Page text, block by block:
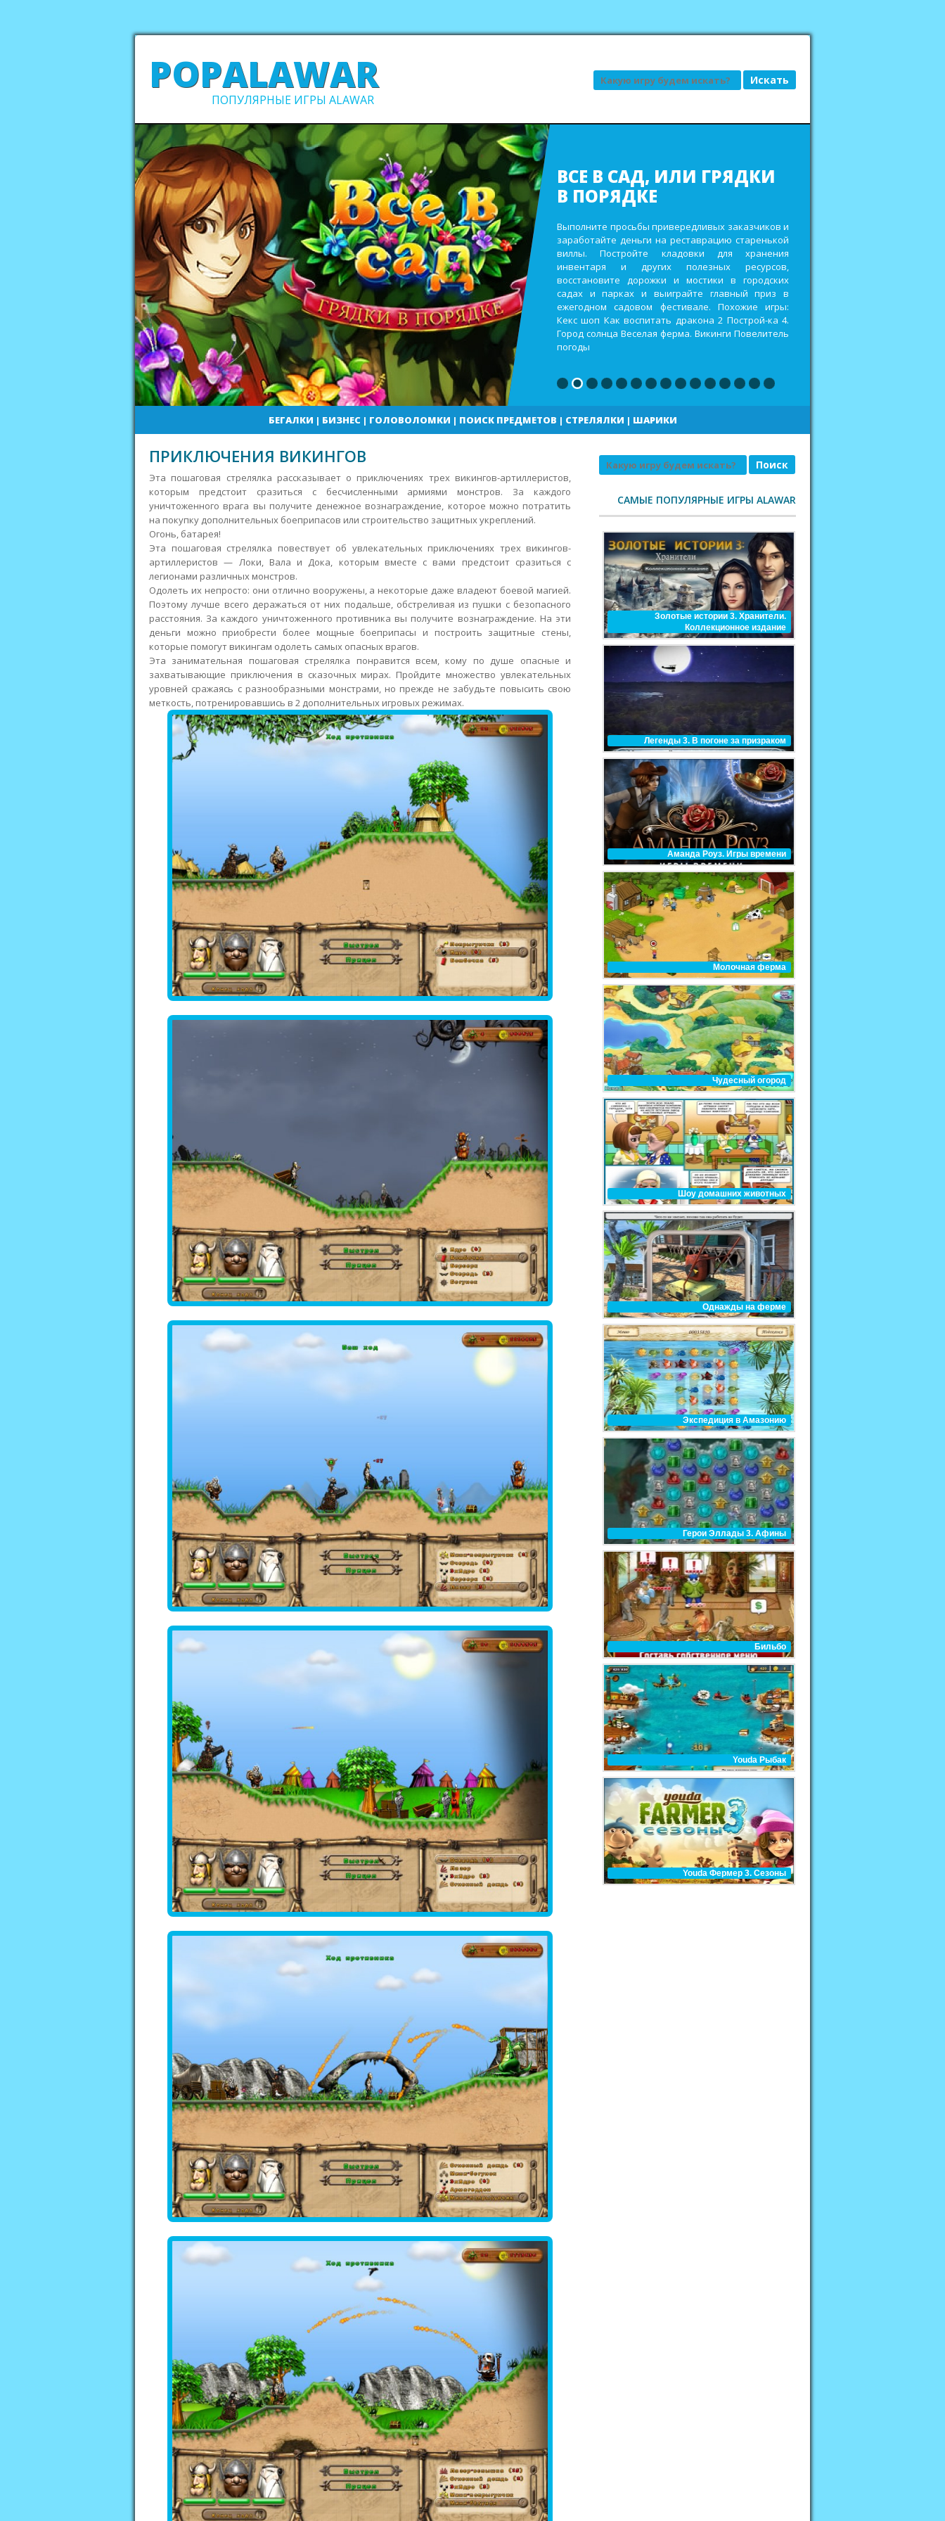
POPALAWAR
ПОПУЛЯРНЫЕ ИГРЫ ALAWAR
Поиск
ВСЕ В САД, ИЛИ ГРЯДКИ
В ПОРЯДКЕ
Выполните просьбы привередливых заказчиков и
заработайте деньги на реставрацию старенькой
виллы. Постройте кладовки для хранения
инвентаря и других полезных ресурсов,
восстановите дорожки и мостики в городских
садах и парках и выиграйте главный приз в
ежегодном садовом фестивале. Похожие игры:
Кекс шоп Как воспитать дракона 2 Построй-ка 4.
Город солнца Веселая ферма. Викинги Повелитель
погоды
БЕГАЛКИ | БИЗНЕС| ГОЛОВОЛОМКИ | ПОИСК ПРЕДМЕТОВ | СТРЕЛЯЛКИ | ШАРИКИ
ПРИКЛЮЧЕНИЯ ВИКИНГОВ
Эта пошаговая стрелялка рассказывает о приключениях трех викингов-артиллеристов,
которым предстоит сразиться с бесчисленными армиями монстров. За каждого
уничтоженного врага вы получите денежное вознаграждение, которое можно потратить
на покупку дополнительных боеприпасов или строительство защитных укреплений.
Огонь, батарея!
Эта пошаговая стрелялка повествует об увлекательных приключениях трех викингов-
артиллеристов — Локи, Вала и Дока, которым вместе с вами предстоит сразиться с
легионами различных монстров.
Одолеть их непросто: они отлично вооружены, а некоторые даже владеют боевой магией.
Поэтому лучше всего деражаться от них подальше, обстреливая из пушки с безопасного
расстояния. За каждого уничтоженного противника вы получите вознаграждение. На эти
деньги можно приобрести более мощные боеприпасы и построить защитные стены,
которые помогут викингам одолеть самых опасных врагов.
Эта занимательная пошаговая стрелялка понравится всем, кому по душе опасные и
захватывающие приключения в сказочных мирах. Пройдите множество увлекательных
уровней сражаясь с разнообразными монстрами, но прежде не забудьте повысить свою
меткость, потренировавшись в 2 дополнительных игровых режимах.
Поиск
САМЫЕ ПОПУЛЯРНЫЕ ИГРЫ ALAWAR
Золотые истории 3. Хранители.
Коллекционное издание
Легенды 3. В погоне за призраком
Аманда Роуз. Игры времени
Молочная ферма
Чудесный огород
Шоу домашних животных
Однажды на ферме
Экспедиция в Амазонию
Герои Эллады 3. Афины
Бильбо
Youda Рыбак
Youda Фермер 3. Сезоны